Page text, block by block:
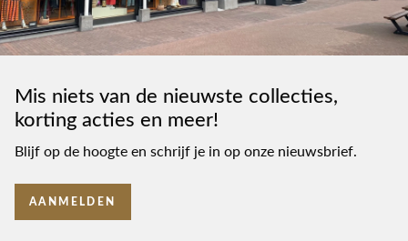
Mis niets van de nieuwste collecties,
korting acties en meer!
Blijf op de hoogte en schrijf je in op onze nieuwsbrief.
AANMELDEN